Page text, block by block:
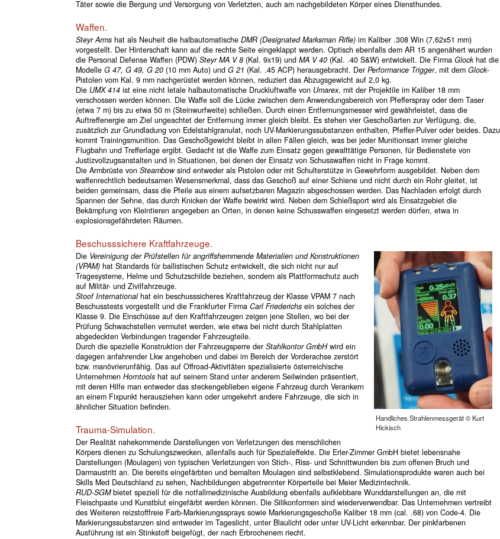
Täter sowie die Bergung und Versorgung von Verletzten, auch am nachgebildeten Körper eines Diensthundes.
Waffen.
Steyr Armshat als Neuheit die halbautomatische DMR (Designated Marksman Rifle)im Kaliber .308 Win (7,62x51 mm)
vorgestellt. Der Hinterschaft kann auf die rechte Seite eingeklappt werden. Optisch ebenfalls dem AR 15 angenähert wurden
die Personal Defense Waffen (PDW) Steyr MA V 8(Kal. 9x19) und MA V 40(Kal. .40 S&W) entwickelt. Die Firma Glockhat die
Modelle G 47, G 49, G 20(10 mm Auto) und G 21 (Kal. .45 ACP) herausgebracht. Der Performance Trigger, mit dem Glock-
Pistolen vom Kal. 9 mm nachgerüstet werden können, reduziert das Abzugsgewicht auf 2,0 kg.
Die UMX 414ist eine nicht letale halbautomatische Druckluftwaffe von Umarex, mit der Projektile im Kaliber 18 mm
verschossen werden können. Die Waffe soll die Lücke zwischen dem Anwendungsbereich von Pfefferspray oder dem Taser
(etwa 7 m) bis zu etwa 50 m (Steinwurfweite) schließen. Durch einen Entfernungsmesser wird gewährleistet, dass die
Auftreffenergie am Ziel ungeachtet der Entfernung immer gleich bleibt. Es stehen vier Geschoßarten zur Verfügung, die,
zusätzlich zur Grundladung von Edelstahlgranulat, noch UV-Markierungssubstanzen enthalten, Pfeffer-Pulver oder beides. Dazu
kommt Trainingsmunition. Das Geschoßgewicht bleibt in allen Fällen gleich, was bei jeder Munitionsart immer gleiche
Flugbahn und Trefferlage ergibt. Gedacht ist die Waffe zum Einsatz gegen gewalttätige Personen, für Bedienstete von
Justizvollzugsanstalten und in Situationen, bei denen der Einsatz von Schusswaffen nicht in Frage kommt.
Die Armbrüste von Steambowsind entweder als Pistolen oder mit Schulterstütze in Gewehrform ausgebildet. Neben dem
waffenrechtlich bedeutsamen Wesensmerkmal, dass das Geschoß auf einer Schiene und nicht durch ein Rohr gleitet, ist
beiden gemeinsam, dass die Pfeile aus einem aufsetzbaren Magazin abgeschossen werden. Das Nachladen erfolgt durch
Spannen der Sehne, das durch Knicken der Waffe bewirkt wird. Neben dem Schießsport wird als Einsatzgebiet die
Bekämpfung von Kleintieren angegeben an Orten, in denen keine Schusswaffen eingesetzt werden dürfen, etwa in
explosionsgefährdeten Räumen.
Beschusssichere Kraftfahrzeuge.
Handliches Strahlenmessgerät © Kurt
Hickisch
Die Vereinigung der Prüfstellen für angriffshemmende Materialien und Konstruktionen
(VPAM)hat Standards für ballistischen Schutz entwickelt, die sich nicht nur auf
Tragesysteme, Helme und Schutzschilde beziehen, sondern als Plattformschutz auch
auf Militär- und Zivilfahrzeuge.
Stoof Internationalhat ein beschusssicheres Kraftfahrzeug der Klasse VPAM 7 nach
Beschusstests vorgestellt und die Frankfurter Firma Carl Friederichsein solches der
Klasse 9. Die Einschüsse auf den Kraftfahrzeugen zeigen jene Stellen, wo bei der
Prüfung Schwachstellen vermutet werden, wie etwa bei nicht durch Stahlplatten
abgedeckten Verbindungen tragender Fahrzeugteile.
Durch die spezielle Konstruktion der Fahrzeugsperre der Stahlkontor GmbHwird ein
dagegen anfahrender Lkw angehoben und dabei im Bereich der Vorderachse zerstört
bzw. manövrierunfähig. Das auf Offroad-Aktivitäten spezialisierte österreichische
Unternehmen Horntoolshat auf seinem Stand unter anderem Seilwinden präsentiert,
mit deren Hilfe man entweder das steckengeblieben eigene Fahrzeug durch Verankern
an einem Fixpunkt herausziehen kann oder umgekehrt andere Fahrzeuge, die sich in
ähnlicher Situation befinden.
Trauma-Simulation.
Der Realität nahekommende Darstellungen von Verletzungen des menschlichen
Körpers dienen zu Schulungszwecken, allenfalls auch für Spezialeffekte. Die Erler-Zimmer GmbH bietet lebensnahe
Darstellungen (Moulagen) von typischen Verletzungen von Stich-, Riss- und Schnittwunden bis zum offenen Bruch und
Darmaustritt an. Die bereits eingefärbten und bemalten Moulagen sind selbstklebend. Simulationsprodukte waren auch bei
Skills Med Deutschland zu sehen, Nachbildungen abgetrennter Körperteile bei Meier Medizintechnik.
RUD-SGMbietet speziell für die notfallmedizinische Ausbildung ebenfalls aufklebbare Wunddarstellungen an, die mit
Fleischpaste und Kunstblut eingefärbt werden können. Die Silikonformen sind wiederverwendbar. Das Unternehmen vertreibt
des Weiteren reizstofffreie Farb-Markierungssprays sowie Markierungsgeschoße Kaliber 18 mm (cal. .68) von Code-4. Die
Markierungssubstanzen sind entweder im Tageslicht, unter Blaulicht oder unter UV-Licht erkennbar. Der pinkfarbenen
Ausführung ist ein Stinkstoff beigefügt, der nach Erbrochenem riecht.